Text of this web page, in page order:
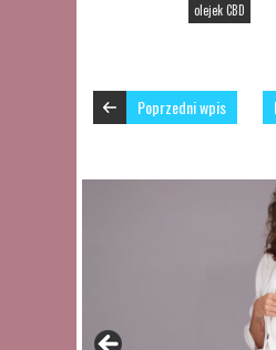
olejek CBD
Poprzedni wpis